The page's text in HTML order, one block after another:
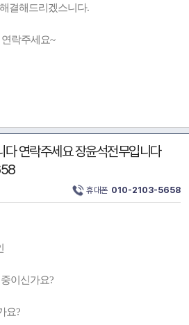
결해드리겠스니다.
락주세요~
다 연락주세요 장윤석전무입니다
휴대폰 010-2103-5658
이신가요?
요?